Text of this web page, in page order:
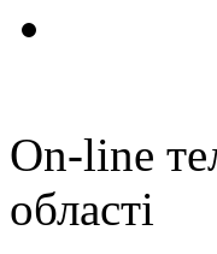
On-line
області